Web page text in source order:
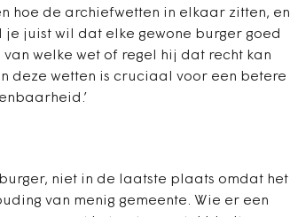
hoe de archiefwetten in elkaar zitten, en
juist wil dat elke gewone burger goed
welke wet of regel hij dat recht kan
deze wetten is cruciaal voor een betere
niet in de laatste plaats omdat het
van menig gemeente. Wie er een